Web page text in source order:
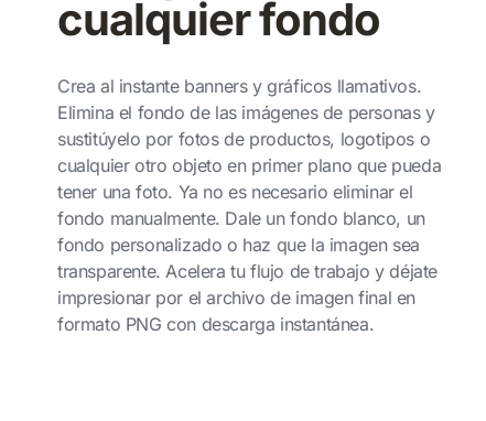
cualquier fondo
Crea al instante banners y gráficos llamativos.
Elimina el fondo de las imágenes de personas y
sustitúyelo por fotos de productos, logotipos o
cualquier otro objeto en primer plano que pueda
tener una foto. Ya no es necesario eliminar el
fondo manualmente. Dale un fondo blanco, un
fondo personalizado o haz que la imagen sea
transparente. Acelera tu flujo de trabajo y déjate
impresionar por el archivo de imagen final en
formato PNG con descarga instantánea.